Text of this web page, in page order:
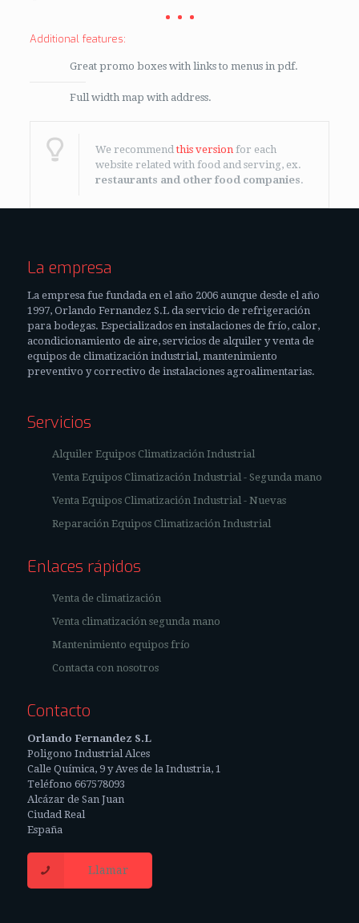
Additional features:
Great promo boxes with links to menus in pdf.
Full width map with address.
We recommendthis version for each
website related with food and serving, ex.
restaurants and other food companies.
La empresa
La empresa fue fundada en el año 2006 aunque desde el año
1997, Orlando Fernandez S.L da servicio de refrigeración
para bodegas. Especializados en instalaciones de frío, calor,
acondicionamiento de aire, servicios de alquiler y venta de
equipos de climatización industrial, mantenimiento
preventivo y correctivo de instalaciones agroalimentarias.
Servicios
Alquiler Equipos Climatización Industrial
Venta Equipos Climatización Industrial - Segunda mano
Venta Equipos Climatización Industrial - Nuevas
Reparación Equipos Climatización Industrial
Enlaces rápidos
Venta de climatización
Venta climatización segunda mano
Mantenimiento equipos frío
Contacta con nosotros
Contacto
Orlando Fernandez S.L
Poligono Industrial Alces
Calle Química, 9 y Aves de la Industria, 1
Teléfono 667578093
Alcázar de San Juan
Ciudad Real
España
Llamar